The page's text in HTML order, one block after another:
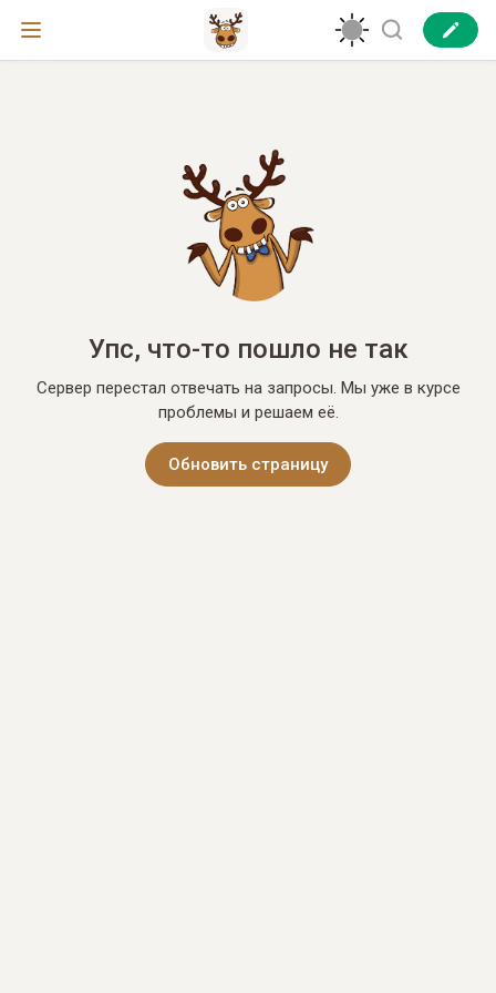
Упс, что-то пошло не так
Сервер перестал отвечать на запросы. Мы уже в курсе
проблемы и решаем её.
Обновить страницу